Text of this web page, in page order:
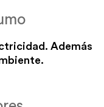
Además